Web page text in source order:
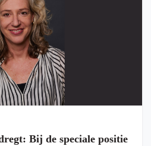
Bij de speciale positie